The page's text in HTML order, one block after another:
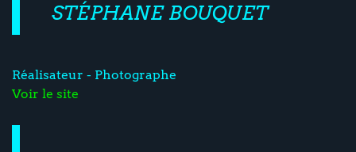
STÉPHANE BOUQUET
Réalisateur - Photographe
Voir le site